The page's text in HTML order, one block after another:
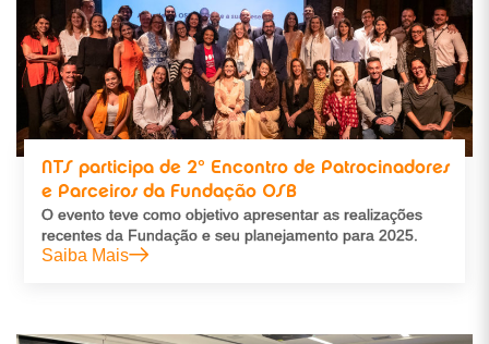
NTS participa de 2º Encontro de Patrocinadores
e Parceiros da Fundação OSB
O evento teve como objetivo apresentar as realizações
recentes da Fundação e seu planejamento para 2025.
Saiba Mais